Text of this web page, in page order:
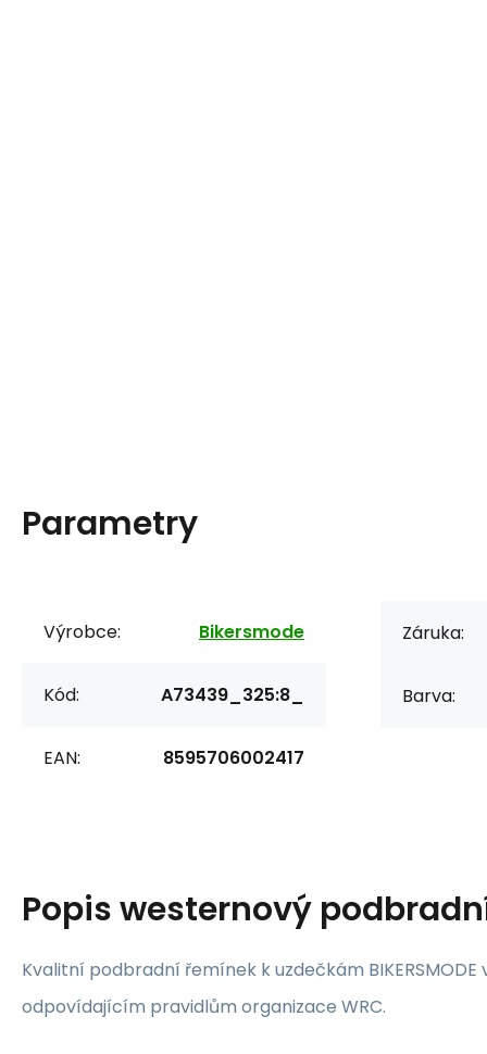
Parametry
Výrobce: Bikersmode
Kód: A73439_325:8_
EAN: 8595706002417
Záruka:
Barva:
Popiswesternový
Kvalitní podbradní řemínek k uzdečkám
odpovídajícím pravidlům organizace WRC.